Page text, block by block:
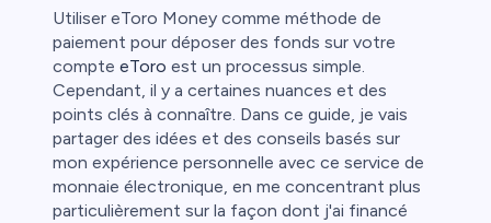
Utiliser eToro Money comme méthode de
paiement pour déposer des fonds sur votre
compte eToro est un processus simple.
Cependant, il y a certaines nuances et des
points clés à connaître. Dans ce guide, je vais
partager des idées et des conseils basés sur
mon expérience personnelle avec ce service de
monnaie électronique, en me concentrant plus
particulièrement sur la façon dont j'ai financé